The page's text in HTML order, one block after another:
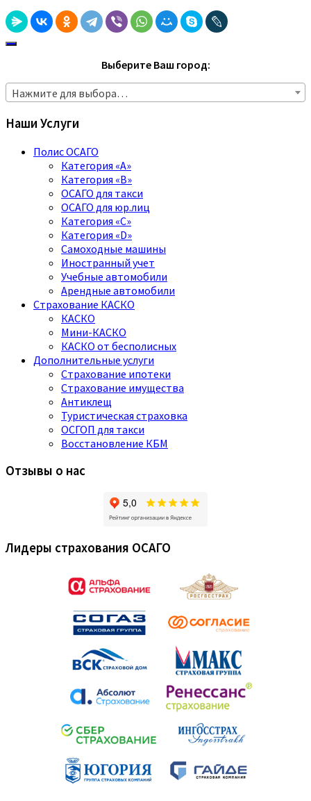
Выберите Ваш город:
Нажмите для выбора…
Наши Услуги
Полис ОСАГО
Категория «A»
Категория «B»
ОСАГО для такси
ОСАГО для юр.лиц
Категория «C»
Категория «D»
Самоходные машины
Иностранный учет
Учебные автомобили
Арендные автомобили
Страхование КАСКО
КАСКО
Мини-КАСКО
КАСКО от бесполисных
Дополнительные услуги
Страхование ипотеки
Страхование имущества
Антиклещ
Туристическая страховка
ОСГОП для такси
Восстановление КБМ
Отзывы о нас
Лидеры страхования ОСАГО